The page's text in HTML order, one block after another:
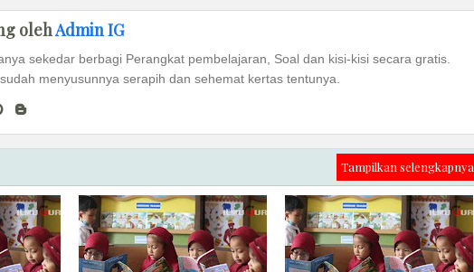
olehAdmin IG
sekedar berbagi Perangkat pembelajaran, Soal dan kisi-kisi secara gratis.
menyusunnya serapih dan sehemat kertas tentunya.
Tampilkan selengkapnya